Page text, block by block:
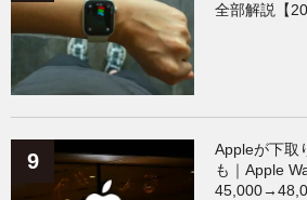
全部解説【
Appleが下取
も｜Apple